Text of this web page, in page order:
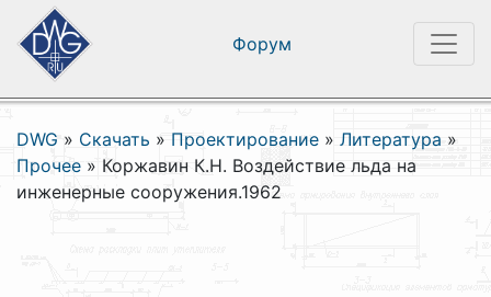
Форум
DWG » Скачать » Проектирование » Литература »
Прочее » Коржавин К.Н. Воздействие льда на
инженерные сооружения.1962